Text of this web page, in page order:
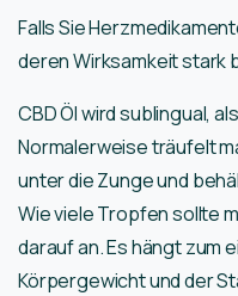
Falls Sie
deren Wirksamkeit stark
CBD Öl wird sublingual,
Normalerweise träufelt
unter die Zunge und
Wie viele Tropfen sollte
darauf an. Es hängt zum
Körpergewicht und der